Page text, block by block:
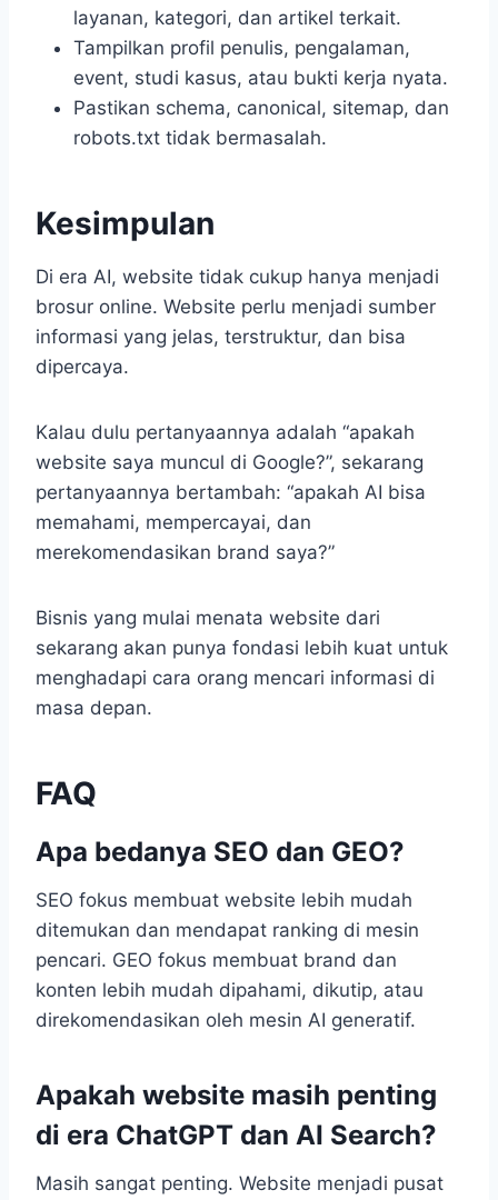
layanan, kategori, dan artikel terkait.
Tampilkan profil penulis, pengalaman,
event, studi kasus, atau bukti kerja nyata.
Pastikan schema, canonical, sitemap, dan
robots.txt tidak bermasalah.
Kesimpulan
Di era AI, website tidak cukup hanya menjadi
brosur online. Website perlu menjadi sumber
informasi yang jelas, terstruktur, dan bisa
dipercaya.
Kalau dulu pertanyaannya adalah “apakah
website saya muncul di Google?”, sekarang
pertanyaannya bertambah: “apakah AI bisa
memahami, mempercayai, dan
merekomendasikan brand saya?”
Bisnis yang mulai menata website dari
sekarang akan punya fondasi lebih kuat untuk
menghadapi cara orang mencari informasi di
masa depan.
FAQ
Apa bedanya SEO dan GEO?
SEO fokus membuat website lebih mudah
ditemukan dan mendapat ranking di mesin
pencari. GEO fokus membuat brand dan
konten lebih mudah dipahami, dikutip, atau
direkomendasikan oleh mesin AI generatif.
Apakah website masih penting
di era ChatGPT dan AI Search?
Masih sangat penting. Website menjadi pusat